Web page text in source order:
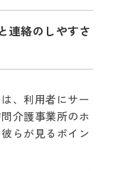
連絡のしやすさ
、利用者にサー
介護事業所のホ
らが見るポイン